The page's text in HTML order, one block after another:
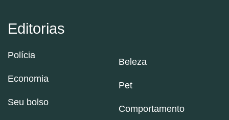
Editorias
Polícia
Economia
Seu bolso
Beleza
Pet
Comportamento